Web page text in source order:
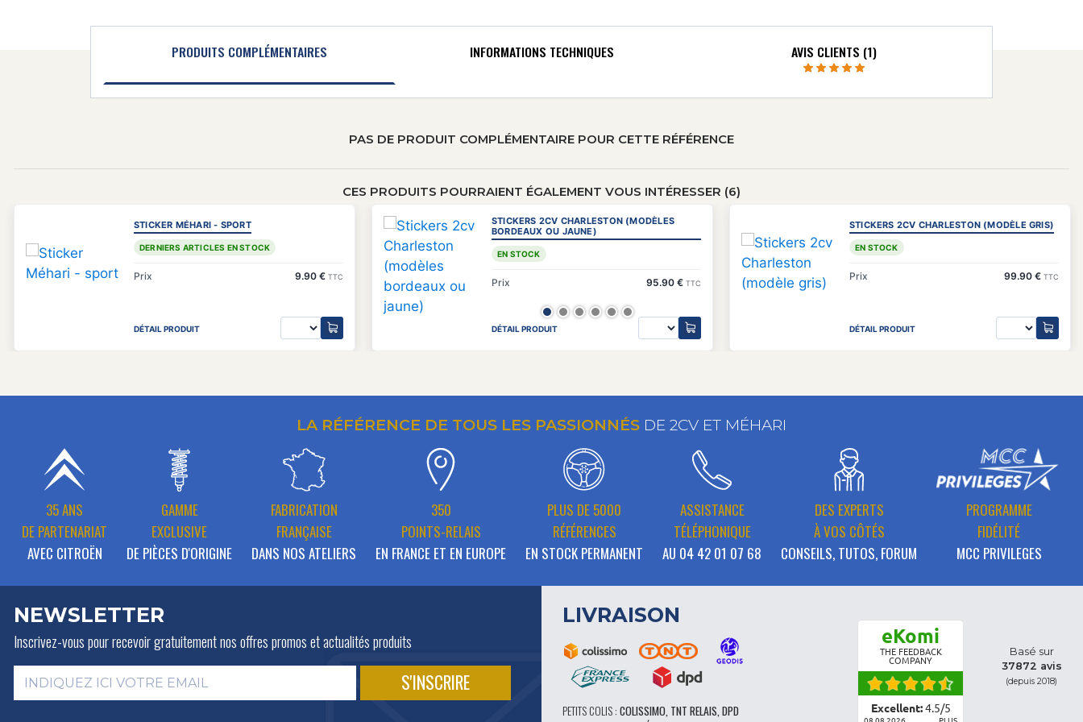
PRODUITS COMPLÉMENTAIRES INFORMATIONS TECHNIQUES AVIS CLIENTS (1)
PAS DE PRODUIT COMPLÉMENTAIRE POUR CETTE RÉFÉRENCE
CES PRODUITS POURRAIENT ÉGALEMENT VOUS INTÉRESSER (6)
STICKER MÉHARI - SPORT
DERNIERS ARTICLES EN STOCK
Prix 9.90 € TTC
DÉTAIL PRODUIT
STICKERS 2CV CHARLESTON (MODÈLES
BORDEAUX OU JAUNE)
EN STOCK
Prix 95.90 € TTC
DÉTAIL PRODUIT
STICKERS 2CV CHARLESTON (MODÈLE GRIS)
EN STOCK
Prix 99.90 € TTC
DÉTAIL PRODUIT
LA RÉFÉRENCE DE TOUS LES PASSIONNÉS DE 2CV ET MÉHARI
35 ANS
DE PARTENARIAT
AVEC CITROËN
GAMME
EXCLUSIVE
DE PIÈCES D'ORIGINE
FABRICATION
FRANÇAISE
DANS NOS ATELIERS
350
POINTS-RELAIS
EN FRANCE ET EN EUROPE
PLUS DE 5000
RÉFÉRENCES
EN STOCK PERMANENT
ASSISTANCE
TÉLÉPHONIQUE
AU 04 42 01 07 68
DES EXPERTS
À VOS CÔTÉS
CONSEILS, TUTOS, FORUM
PROGRAMME
FIDÉLITÉ
MCC PRIVILEGES
NEWSLETTER
Inscrivez-vous pour recevoir gratuitementnos offres promos et actualités produits
LIVRAISON
PETITS COLIS : COLISSIMO, TNT RELAIS, DPD
eKomi
THE FEEDBACK
COMPANY
Excellent:4.5/5
Basé sur
37872 avis
(depuis 2018)